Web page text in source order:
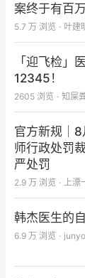
案终于有百
5.7 万 浏览 · 叶建
「迎飞检」
12345！
2605 浏览 · 知屎
官方新规｜
师行政处罚
严处罚
2.9 万 浏览 · 上漂
韩杰医生的
6.9 万 浏览 ·